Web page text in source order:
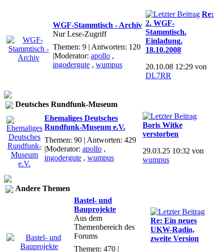
WGF-Stammtisch - Archiv
Nur Lese-Zugriff
Themen: 9 | Antworten: 120
|Moderator: apollo ,
ingodergute , wumpus
Re:
2. WGF-
Stammtisch.
Einladung.
18.10.2008
20.10.08 12:29 von
DL7RR
Deutsches Rundfunk-Museum
Ehemaliges Deutsches
Rundfunk-Museum e.V.
Themen: 90 | Antworten: 429
|Moderator: apollo ,
ingodergute , wumpus
Boris Witke
verstorben
29.03.25 10:32 von
wumpus
Andere Themen
Bastel- und
Bauprojekte
Aus dem
Themenbereich des
Forums
Themen: 470 |
Re: Ein neues
UKW-Radio,
zweite Version